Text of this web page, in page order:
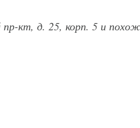
пр-кт, д. 25, корп. 5 и